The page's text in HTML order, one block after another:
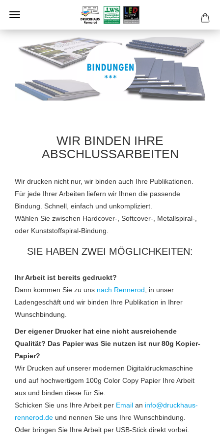
WIR BINDEN IHRE
ABSCHLUSSARBEITEN
Wir drucken nicht nur, wir binden auch Ihre Publikationen.
Für jede Ihrer Arbeiten liefern wir Ihnen die passende
Bindung. Schnell, einfach und unkompliziert.
Wählen Sie zwischen Hardcover-, Softcover-, Metallspiral-,
oder Kunststoffspiral-Bindung.
SIE HABEN ZWEI MÖGLICHKEITEN:
Ihr Arbeit ist bereits gedruckt?
Dann kommen Sie zu uns nach Rennerod, in unser
Ladengeschäft und wir binden Ihre Publikation in Ihrer
Wunschbindung.
Der eigener Drucker hat eine nicht ausreichende
Qualität? Das Papier was Sie nutzen ist nur 80g Kopier-
Papier?
Wir Drucken auf unserer modernen Digitaldruckmaschine
und auf hochwertigem 100g Color Copy Papier Ihre Arbeit
aus und binden diese für Sie.
Schicken Sie uns Ihre Arbeit per Email an info@druckhaus-
rennerod.de und nennen Sie uns Ihre Wunschbindung.
Oder bringen Sie Ihre Arbeit per USB-Stick direkt vorbei.